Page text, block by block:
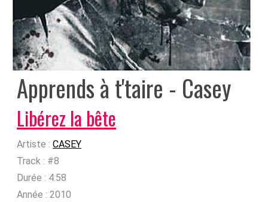
Apprends à t'taire - Casey
Libérez la bête
Artiste : CASEY
Track : #8
Durée : 4:58
Année : 2010